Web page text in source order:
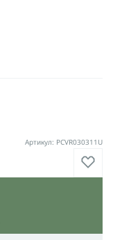
Артикул: PCVR030311U